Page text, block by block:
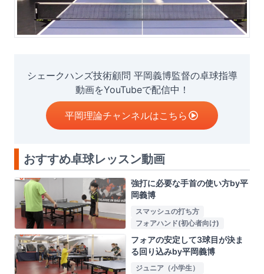
シェークハンズ技術顧問 平岡義博監督の卓球指導
動画をYouTubeで配信中！
平岡理論チャンネルはこちら
おすすめ卓球レッスン動画
強打に必要な手首の使い方by平
岡義博
スマッシュの打ち方
フォアハンド(初心者向け)
フォアの安定して3球目が決ま
る回り込みby平岡義博
ジュニア（小学生）